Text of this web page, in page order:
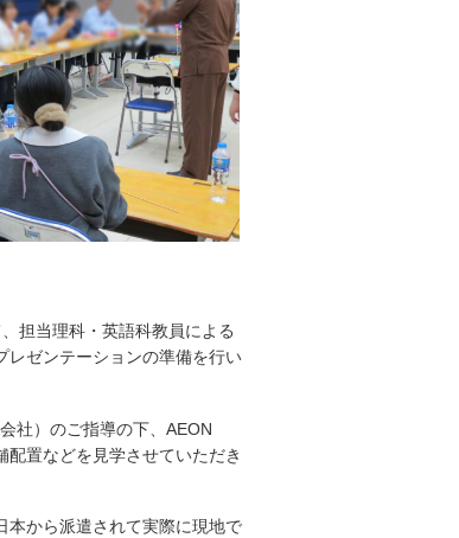
担当理科・英語科教員による
レゼンテーションの準備を行い
社）のご指導の下、AEON
置などを見学させていただき
から派遣されて実際に現地で